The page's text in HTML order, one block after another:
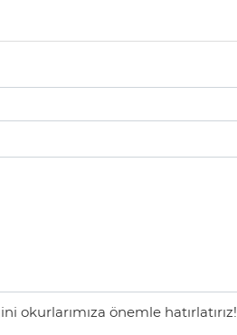
önemle hatırlatırız!